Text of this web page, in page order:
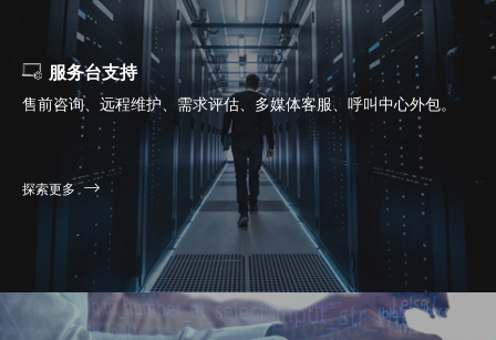
服务台支持
售前咨询、远程维护、需求评估、多媒体客服、呼叫中心外包。
探索更多